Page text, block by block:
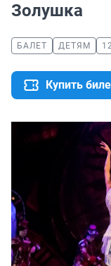
Золушка
БАЛЕТ ДЕТЯМ
Купить